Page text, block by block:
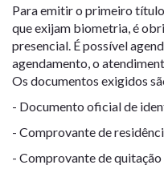
Para emitir o primeiro
que exijam biometria, é
presencial. É possível
agendamento, o
Os documentos exigidos
- Documento oficial de
- Comprovante de
- Comprovante de